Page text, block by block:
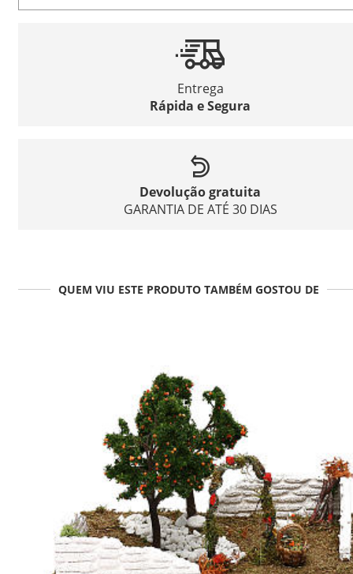
Entrega
Rápida e Segura
Devolução gratuita
GARANTIA DE ATÉ 30 DIAS
QUEM VIU ESTE PRODUTO TAMBÉM GOSTOU DE